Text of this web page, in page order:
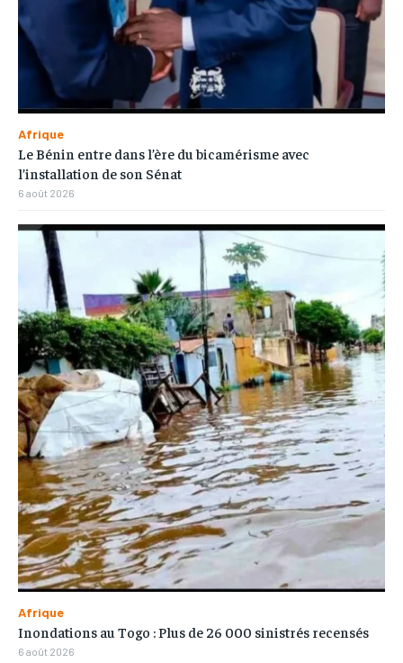
Afrique
Le Bénin entre dans l’ère du bicamérisme avec
l’installation de son Sénat
6 août 2026
Afrique
Inondations au Togo : Plus de 26 000 sinistrés recensés
6 août 2026